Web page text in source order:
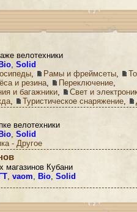
велотехники
Bio, Solid
, Рамы и фреймсеты,
и резина, Переключение,
и багажники,
Свет и
, Туристическое снаряжение,
велотехники
Bio, Solid
- Другое
магазинов Кубани
ГТ, vaom, Bio, Solid